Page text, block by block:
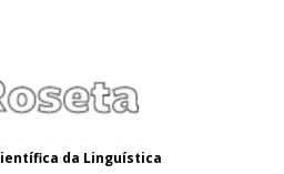
da Linguística